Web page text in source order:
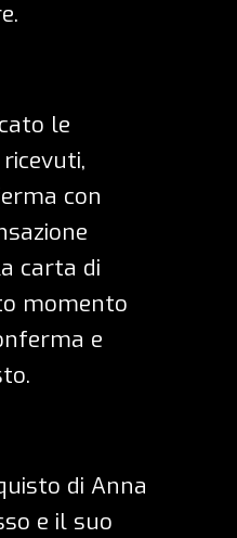
le
con
carta di
momento
e
di Anna
e il suo